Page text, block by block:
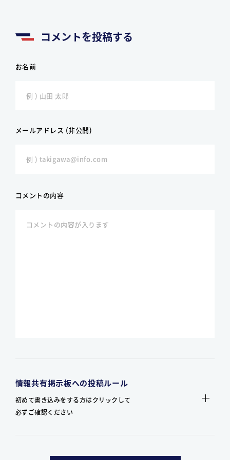
コメントを投稿する
お名前
メールアドレス (非公開)
コメントの内容
情報共有掲示板への投稿ルール
初めて書き込みをする方はクリックして
必ずご確認ください